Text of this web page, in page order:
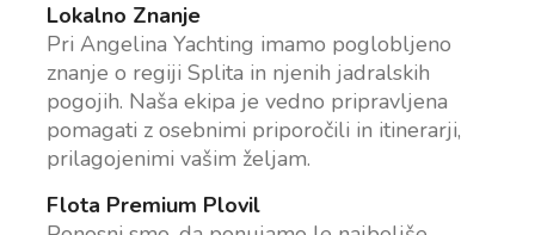
Lokalno Znanje
Pri Angelina Yachting imamo poglobljeno
znanje o regiji Splita in njenih jadralskih
pogojih. Naša ekipa je vedno pripravljena
pomagati z osebnimi priporočili in itinerarji,
prilagojenimi vašim željam.
Flota Premium Plovil